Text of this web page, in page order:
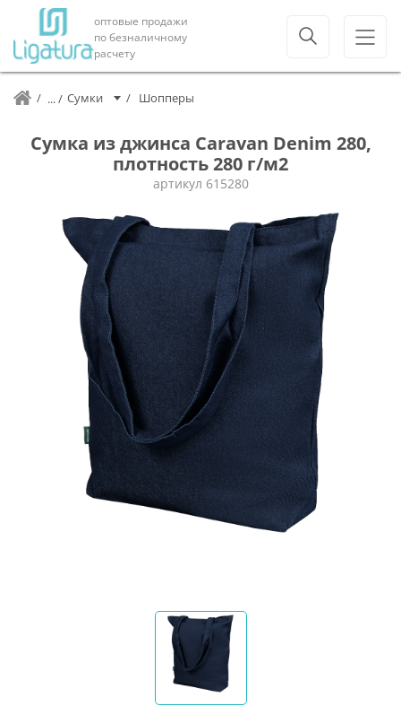
оптовые продажи
по безналичному
расчету
Сумки Шопперы
Сумка из джинса Caravan Denim 280,
плотность 280 г/м2
артикул 615280